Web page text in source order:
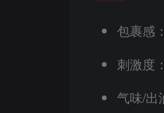
包裹感
刺激度
气味/